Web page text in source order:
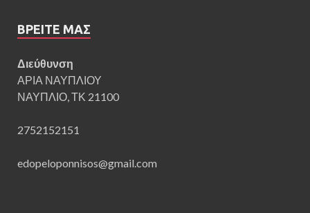
ΒΡΕΊΤΕ ΜΑΣ
Διεύθυνση
ΑΡΙΑ ΝΑΥΠΛΙΟΥ
ΝΑΥΠΛΙΟ, ΤΚ 21100
2752152151
edopeloponnisos@gmail.com